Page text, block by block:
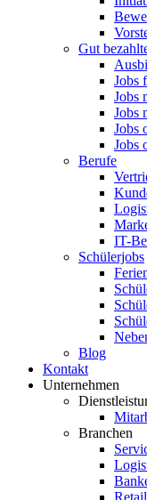
Gut
Jobs
Jobs
Jobs
Jobs
Jobs
Berufe
IT-
Schülerjobs
Blog
Kontakt
Unternehmen
Branchen
Retail